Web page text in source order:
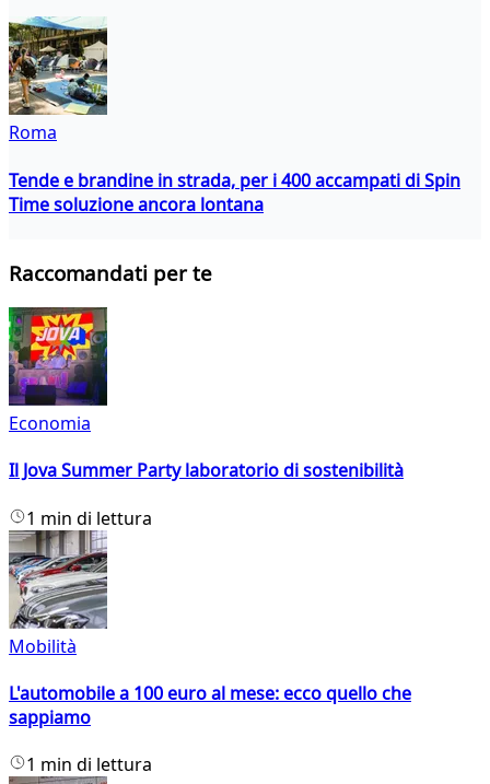
Roma
Tende e brandine in strada, per i 400 accampati di Spin
Time soluzione ancora lontana
Raccomandati per te
Economia
Il Jova Summer Party laboratorio di sostenibilità
1 min di lettura
Mobilità
L'automobile a 100 euro al mese: ecco quello che
sappiamo
1 min di lettura